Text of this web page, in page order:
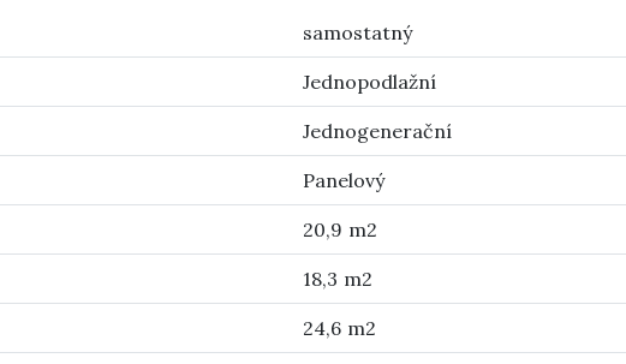
samostatný
Jednopodlažní
Jednogenerační
Panelový
20,9 m2
18,3 m2
24,6 m2